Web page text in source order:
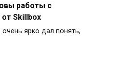
работы с
Skillbox
ярко дал понять,